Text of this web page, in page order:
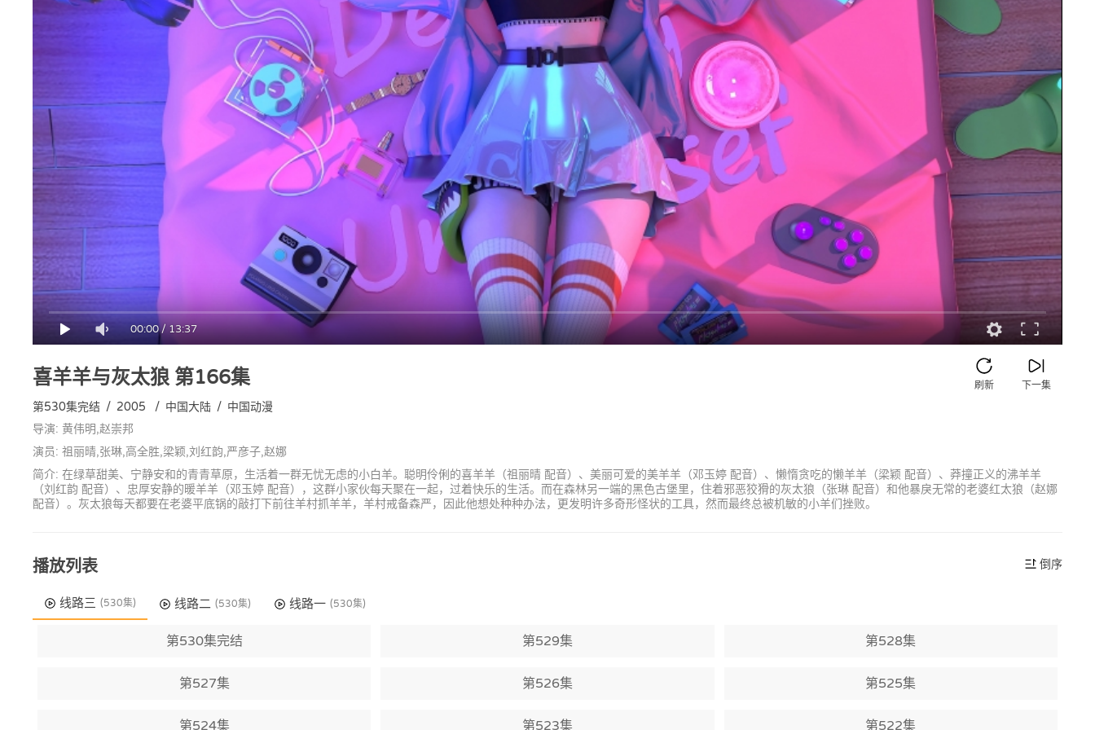
00:00/13:37
喜羊羊与灰太狼第166集 下一集
刷新
第530集完结 / 2005 / 中国大陆 / 中国动漫
导演: 黄伟明,赵崇邦
演员: 祖丽晴,张琳,高全胜,梁颖,刘红韵,严彦子,赵娜
简介: 在绿草甜美、宁静安和的青青草原，生活着一群无忧无虑的小白羊。聪明伶俐的喜羊羊（祖丽晴 配音）、美丽可爱的美羊羊（邓玉婷 配音）、懒惰贪吃的懒羊羊（梁颖 配音）、莽撞正义的沸羊羊
（刘红韵 配音）、忠厚安静的暖羊羊（邓玉婷 配音），这群小家伙每天聚在一起，过着快乐的生活。而在森林另一端的黑色古堡里，住着邪恶狡猾的灰太狼（张琳 配音）和他暴戾无常的老婆红太狼（赵娜
配音）。灰太狼每天都要在老婆平底锅的敲打下前往羊村抓羊羊，羊村戒备森严，因此他想处种种办法，更发明许多奇形怪状的工具，然而最终总被机敏的小羊们挫败。
播放列表 倒序
线路三 (530集) 线路二 (530集) 线路一 (530集)
第530集完结 第529集 第528集
第527集 第526集 第525集
第524集 第523集 第522集